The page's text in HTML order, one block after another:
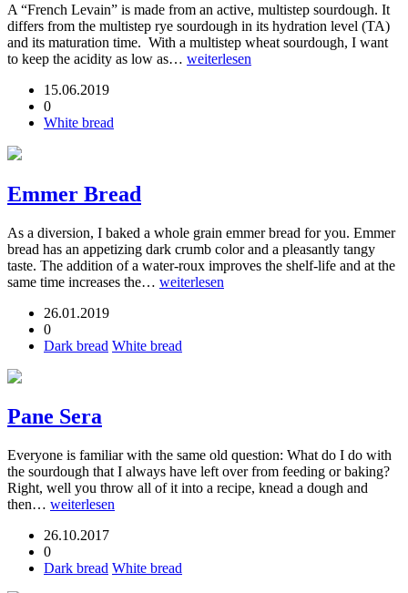
A “French Levain” is made from an active, multistep sourdough. It
differs from the multistep rye sourdough in its hydration level (TA)
and its maturation time. With a multistep wheat sourdough, I want
to keep the acidity as low as… weiterlesen
15.06.2019
0
White bread
Emmer Bread
As a diversion, I baked a whole grain emmer bread for you. Emmer
bread has an appetizing dark crumb color and a pleasantly tangy
taste. The addition of a water-roux improves the shelf-life and at the
same time increases the… weiterlesen
26.01.2019
0
Dark bread White bread
Pane Sera
Everyone is familiar with the same old question: What do I do with
the sourdough that I always have left over from feeding or baking?
Right, well you throw all of it into a recipe, knead a dough and
then… weiterlesen
26.10.2017
0
Dark bread White bread